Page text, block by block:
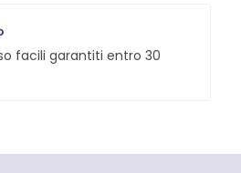
facili garantiti entro 30